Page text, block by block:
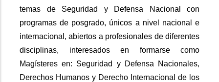
temas de Seguridad y Defensa Nacional con
programas de posgrado, únicos a nivel nacional e
internacional, abiertos a profesionales de diferentes
disciplinas, interesados en formarse como
Magísteres en: Seguridad y Defensa Nacionales,
Derechos Humanos y Derecho Internacional de los